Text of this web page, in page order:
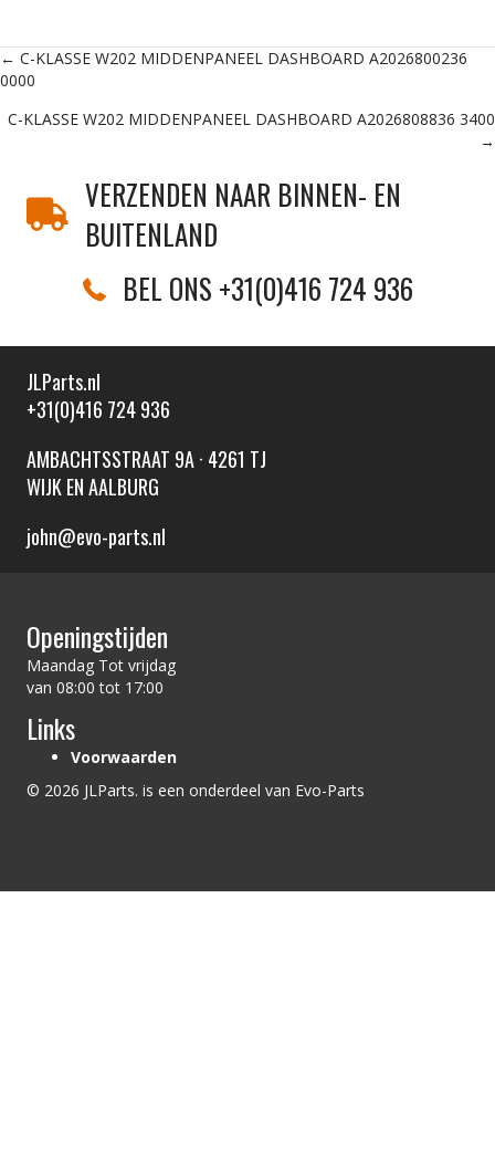
Posts
navigation
← C-KLASSE W202 MIDDENPANEEL DASHBOARD A2026800236
0000
C-KLASSE W202 MIDDENPANEEL DASHBOARD A2026808836 3400
→
VERZENDEN NAAR BINNEN- EN
BUITENLAND
BEL ONS +31(0)416 724 936
JLParts.nl
+31(0)416 724 936
AMBACHTSSTRAAT 9A · 4261 TJ
WIJK EN AALBURG
john@evo-parts.nl
Openingstijden
Maandag Tot vrijdag
van 08:00 tot 17:00
Links
Voorwaarden
© 2026 JLParts. is een onderdeel van Evo-Parts